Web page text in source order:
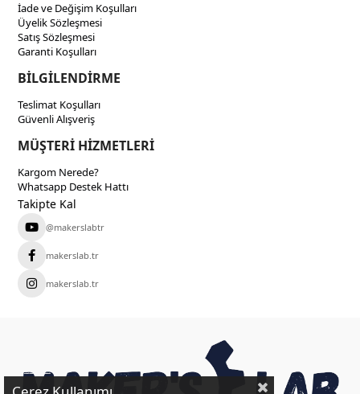
İade ve Değişim Koşulları
Üyelik Sözleşmesi
Satış Sözleşmesi
Garanti Koşulları
BİLGİLENDİRME
Teslimat Koşulları
Güvenli Alışveriş
MÜŞTERİ HİZMETLERİ
Kargom Nerede?
Whatsapp Destek Hattı
Takipte Kal
@makerslabtr
makerslab.tr
makerslab.tr